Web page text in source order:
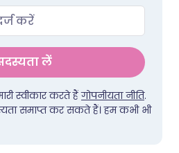
लें
स्वीकार करते हैंगोपनीयता नीति.
समाप्त कर सकते हैं। हम कभी भी